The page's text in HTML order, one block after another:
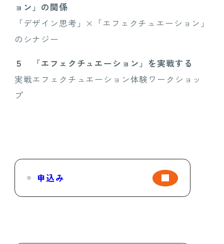
ョン」の関係
「デザイン思考」×「エフェクチュエーション」
のシナジー
５
「エフェクチュエーション」を実戦する
実戦エフェクチュエーション体験ワークショッ
プ
申込み